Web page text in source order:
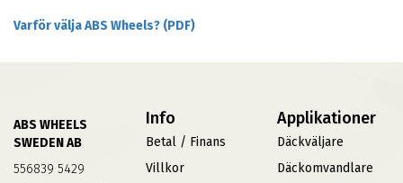
Varför välja ABS Wheels? (PDF)
ABS WHEELS
SWEDEN AB
556839 5429
Info
Betal / Finans
Villkor
Applikationer
Däckväljare
Däckomvandlare